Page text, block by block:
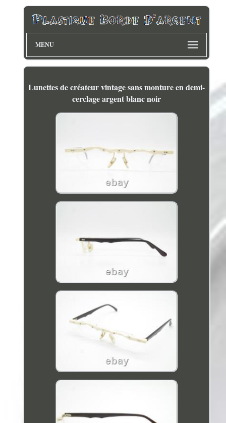
MENU
Lunettes de créateur vintage sans monture en demi-
cerclage argent blanc noir